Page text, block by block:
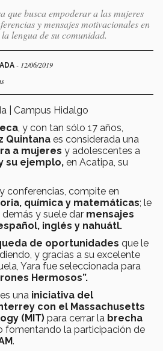
que busca empoderar a las mujeres
y mensajes motivacionales en
lengua de su comunidad.
- 12/06/2019
| Campus Hidalgo
, y con tan sólo 17 años,
Quintana es considerada una
a mujeres y adolescentes a
su ejemplo, en Acatipa, su
conferencias, compite en
química y matemáticas; le
y suele dar mensajes
inglés y nahuátl.
de oportunidades que le
y gracias a su excelente
Yara fue seleccionada para
Hermosos”.
una iniciativa del
con el Massachusetts
(MIT) para cerrar la brecha
fomentando la participación de
.